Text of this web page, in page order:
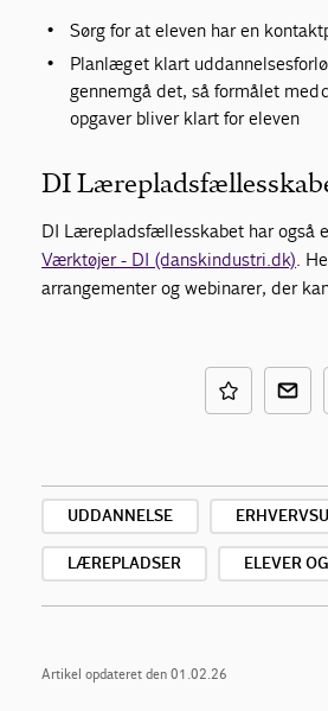
Sørg for at eleven har en
Planlæg et klart
gennemgå det, så formålet med
opgaver bliver klart for eleven
DI
DI Lærepladsfællesskabet har også
Værktøjer - DI (danskindustri.dk).
arrangementer og webinarer, der
UDDANNELSE
LÆREPLADSER ELEVER
Artikel opdateret den 01.02.26